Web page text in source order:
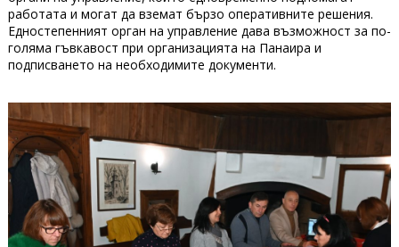
работата и могат да вземат бързо оперативните решения.
Едностепенният орган на управление дава възможност за по-
голяма гъвкавост при организацията на Панаира и
подписването на необходимите документи.